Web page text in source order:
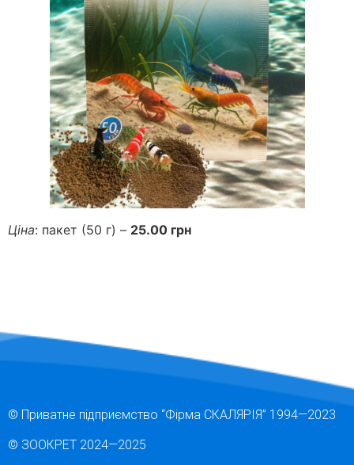
Ціна: пакет (50 г) – 25.00 грн
© Приватне підприємство “Фірма СКАЛЯРІЯ” 1994—2023
© ЗООКРЕТ 2024—2025